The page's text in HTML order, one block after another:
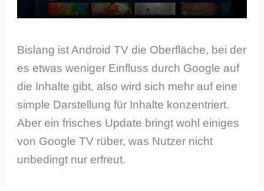
Bislang ist Android TV die Oberfläche, bei der
es etwas weniger Einfluss durch Google auf
die Inhalte gibt, also wird sich mehr auf eine
simple Darstellung für Inhalte konzentriert.
Aber ein frisches Update bringt wohl einiges
von Google TV rüber, was Nutzer nicht
unbedingt nur erfreut.